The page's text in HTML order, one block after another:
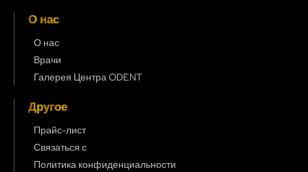
О нас
О нас
Врачи
Галерея Центра ODENT
Другое
Прайс-лист
Связаться с
Политика конфиденциальности